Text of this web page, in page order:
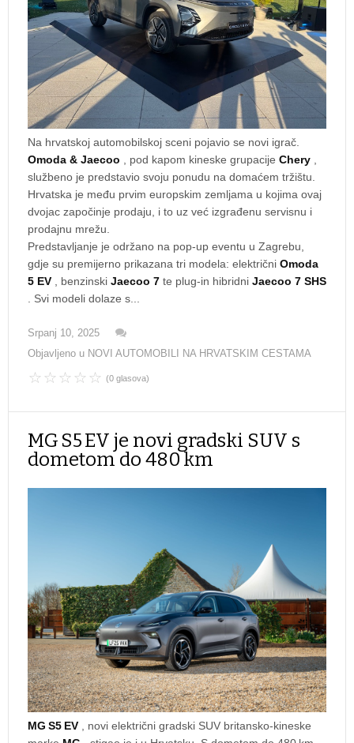
Na hrvatskoj automobilskoj sceni pojavio se novi igrač.
Omoda & Jaecoo
, pod kapom kineske grupacije Chery
službeno je predstavio svoju ponudu na domaćem tržištu.
Hrvatska je među prvim europskim zemljama u kojima ovaj
dvojac započinje prodaju, i to uz već izgrađenu servisnu i
prodajnu mrežu.
Predstavljanje je održano na pop-up eventu u Zagrebu,
gdje su premijerno prikazana tri modela: električni Omoda
5 EV
, benzinski Jaecoo 7 te plug-in hibridni Jaecoo 7 SHS
. Svi modeli dolaze s...
Srpanj 10, 2025
Objavljeno u NOVI AUTOMOBILI NA HRVATSKIM CESTAMA
(0 glasova)
MG S5 EV je novi gradski SUV s
dometom do 480 km
MG S5 EV
, novi električni gradski SUV britansko‑kineske